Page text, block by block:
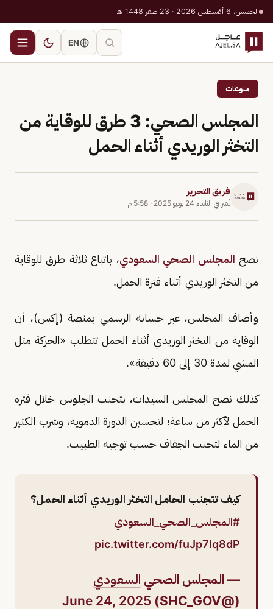
الخميس، 6 أغسطس 2026 · 23 صفر 1448 هـ
EN
منوعات
المجلس الصحي: 3 طرق للوقاية من
التخثر الوريدي أثناء الحمل
فريق التحرير
نُشر في الثلاثاء 24 يونيو 2025 · 5:58 م
نصح المجلس الصحي السعودي، باتباع ثلاثة طرق للوقاية
من التخثر الوريدي أثناء فترة الحمل.
وأضاف المجلس، عبر حسابه الرسمي بمنصة (إكس)، أن
الوقاية من التخثر الوريدي أثناء الحمل تتطلب «الحركة مثل
المشي لمدة 30 إلى 60 دقيقة».
كذلك نصح المجلس السيدات، بتجنب الجلوس خلال فترة
الحمل لأكثر من ساعة؛ لتحسين الدورة الدموية، وشرب الكثير
من الماء لتجنب الجفاف حسب توجيه الطبيب.
كيف تتجنب الحامل التخثر الوريدي أثناء الحمل؟
#المجلس_الصحي_السعودي
pic.twitter.com/fuJp7Iq8dP
— المجلس الصحي السعودي
(@SHC_GOV)
June 24, 2025